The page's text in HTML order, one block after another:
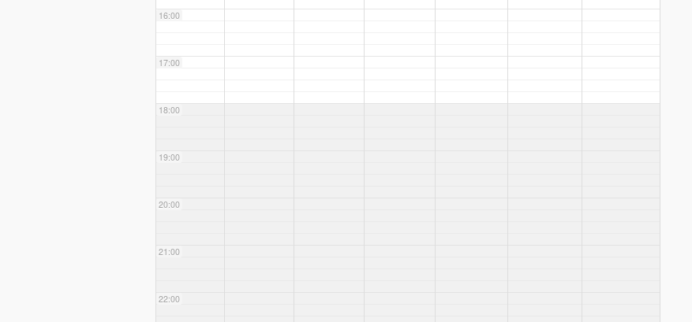
16:00
17:00
18:00
19:00
20:00
21:00
22:00